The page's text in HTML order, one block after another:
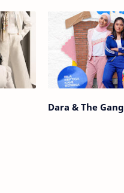
Dara & The Gang